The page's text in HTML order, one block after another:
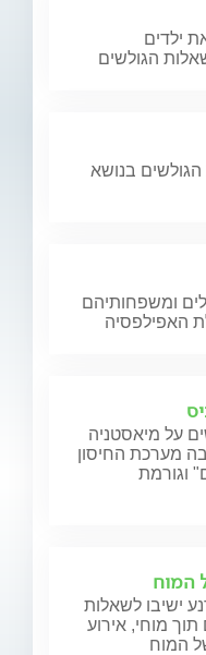
ילדים
הגולשים
הגולשים בנושא
ומשפחותיהם
על מיאסטניה
מערכת החיסון
וגורמת
המוח
ישיבו לשאלות
מוחי, אירוע